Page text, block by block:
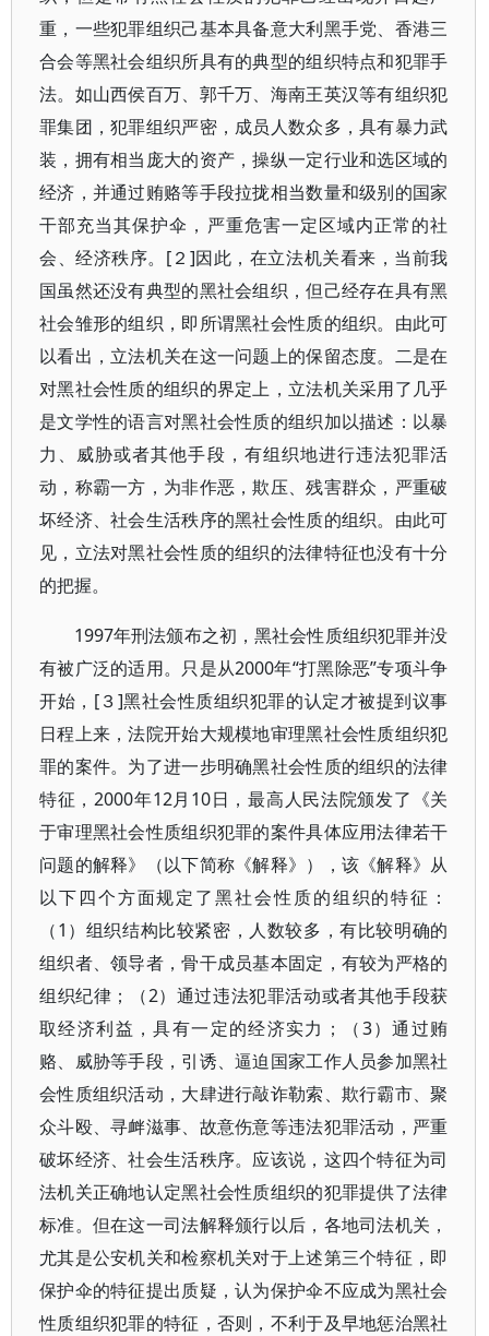
重，一些犯罪组织己基本具备意大利黑手党、香港三
合会等黑社会组织所具有的典型的组织特点和犯罪手
法。如山西侯百万、郭千万、海南王英汉等有组织犯
罪集团，犯罪组织严密，成员人数众多，具有暴力武
装，拥有相当庞大的资产，操纵一定行业和选区域的
经济，并通过贿赂等手段拉拢相当数量和级别的国家
干部充当其保护伞，严重危害一定区域内正常的社
会、经济秩序。[２]因此，在立法机关看来，当前我
国虽然还没有典型的黑社会组织，但己经存在具有黑
社会雏形的组织，即所谓黑社会性质的组织。由此可
以看出，立法机关在这一问题上的保留态度。二是在
对黑社会性质的组织的界定上，立法机关采用了几乎
是文学性的语言对黑社会性质的组织加以描述：以暴
力、威胁或者其他手段，有组织地进行违法犯罪活
动，称霸一方，为非作恶，欺压、残害群众，严重破
坏经济、社会生活秩序的黑社会性质的组织。由此可
见，立法对黑社会性质的组织的法律特征也没有十分
的把握。
1997年刑法颁布之初，黑社会性质组织犯罪并没
有被广泛的适用。只是从2000年“打黑除恶”专项斗争
开始，[３]黑社会性质组织犯罪的认定才被提到议事
日程上来，法院开始大规模地审理黑社会性质组织犯
罪的案件。为了进一步明确黑社会性质的组织的法律
特征，2000年12月10日，最高人民法院颁发了《关
于审理黑社会性质组织犯罪的案件具体应用法律若干
问题的解释》（以下简称《解释》），该《解释》从
以下四个方面规定了黑社会性质的组织的特征：
（1）组织结构比较紧密，人数较多，有比较明确的
组织者、领导者，骨干成员基本固定，有较为严格的
组织纪律；（2）通过违法犯罪活动或者其他手段获
取经济利益，具有一定的经济实力；（3）通过贿
赂、威胁等手段，引诱、逼迫国家工作人员参加黑社
会性质组织活动，大肆进行敲诈勒索、欺行霸市、聚
众斗殴、寻衅滋事、故意伤意等违法犯罪活动，严重
破坏经济、社会生活秩序。应该说，这四个特征为司
法机关正确地认定黑社会性质组织的犯罪提供了法律
标准。但在这一司法解释颁行以后，各地司法机关，
尤其是公安机关和检察机关对于上述第三个特征，即
保护伞的特征提出质疑，认为保护伞不应成为黑社会
性质组织犯罪的特征，否则，不利于及早地惩治黑社